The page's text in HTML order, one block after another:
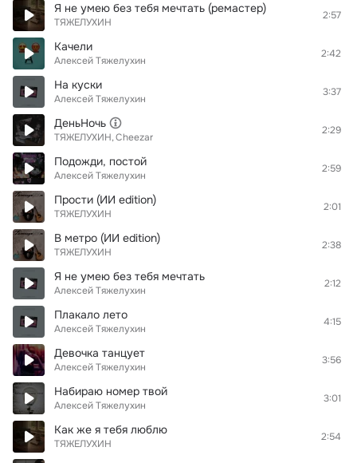
Я не умею без тебя мечтать (ремастер)
ТЯЖЕЛУХИН
2:57
Качели
Алексей Тяжелухин
2:42
На куски
Алексей Тяжелухин
3:37
ДеньНочь
ТЯЖЕЛУХИН Сheezar
2:29
Подожди, постой
Алексей Тяжелухин
2:59
Прости (ИИ edition)
ТЯЖЕЛУХИН
2:01
В метро (ИИ edition)
ТЯЖЕЛУХИН
2:38
Я не умею без тебя мечтать
Алексей Тяжелухин
2:12
Плакало лето
Алексей Тяжелухин
4:15
Девочка танцует
Алексей Тяжелухин
3:56
Набираю номер твой
Алексей Тяжелухин
3:01
Как же я тебя люблю
ТЯЖЕЛУХИН
2:54